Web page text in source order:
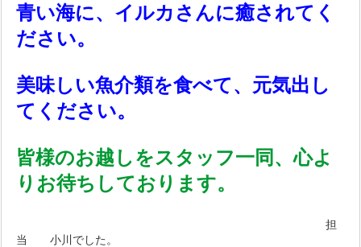
青い海に、イルカさんに癒されてく
ださい。
美味しい魚介類を食べて、元気出し
てください。
皆様のお越しをスタッフ一同、心よ
りお待ちしております。
担
当 小川でした。